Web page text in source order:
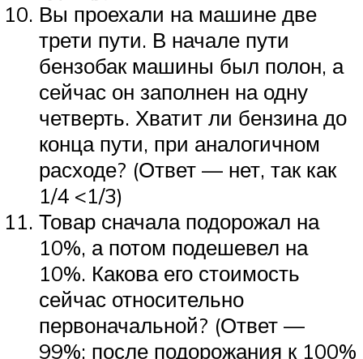
Вы проехали на машине две
трети пути. В начале пути
бензобак машины был полон, а
сейчас он заполнен на одну
четверть. Хватит ли бензина до
конца пути, при аналогичном
расходе? (Ответ — нет, так как
1/4 <1/3)
Товар сначала подорожал на
10%, а потом подешевел на
10%. Какова его стоимость
сейчас относительно
первоначальной? (Ответ —
99%: после подорожания к 100%